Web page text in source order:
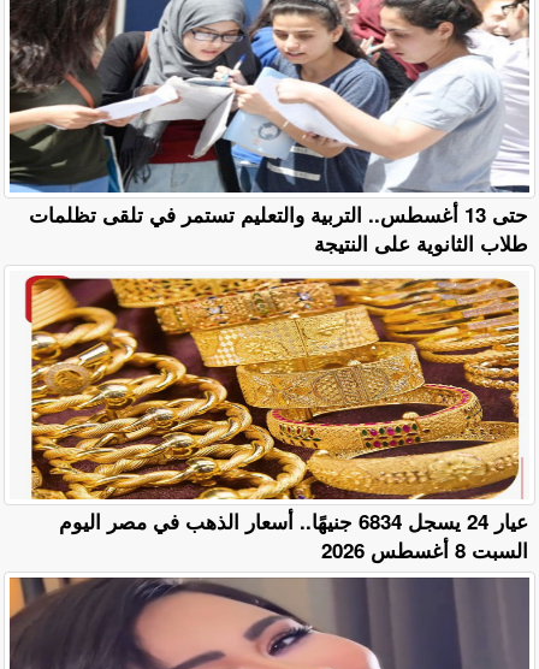
حتى 13 أغسطس.. التربية والتعليم تستمر في تلقى تظلمات
طلاب الثانوية على النتيجة
عيار 24 يسجل 6834 جنيهًا.. أسعار الذهب في مصر اليوم
السبت 8 أغسطس 2026